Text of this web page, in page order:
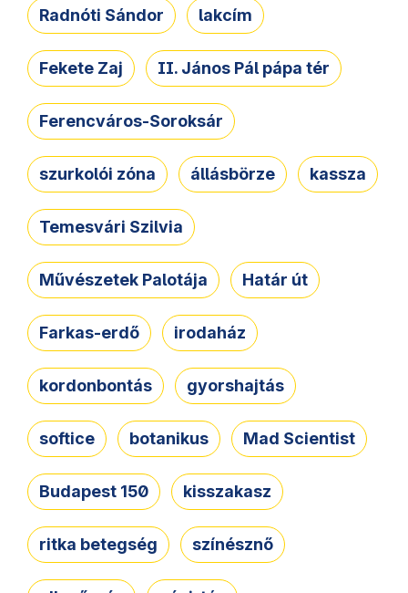
Radnóti Sándor lakcím
Fekete Zaj II. János Pál pápa tér
Ferencváros-Soroksár
szurkolói zóna állásbörze kassza
Temesvári Szilvia
Művészetek Palotája Határ út
Farkas-erdő irodaház
kordonbontás gyorshajtás
softice botanikus Mad Scientist
Budapest 150 kisszakasz
ritka betegség színésznő